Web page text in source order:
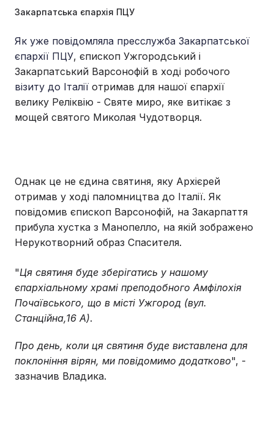
Закарпатська єпархія ПЦУ
Як уже повідомляла пресслужба Закарпатської
єпархії ПЦУ, єпископ Ужгородський і
Закарпатський Варсонофій в ході робочого
візиту до Італії отримав для нашої єпархії
велику Реліквію - Святе миро, яке витікає з
мощей святого Миколая Чудотворця.
Однак це не єдина святиня, яку Архієрей
отримав у ході паломництва до Італії. Як
повідомив єпископ Варсонофій, на Закарпаття
прибула хустка з Манопелло, на якій зображено
Нерукотворний образ Спасителя.
"Ця святиня буде зберігатись у нашому
єпархіальному храмі преподобного Амфілохія
Почаївського, що в місті Ужгород (вул.
Станційна,16 А).
Про день, коли ця святиня буде виставлена для
поклоніння вірян, ми повідомимо додатково", -
зазначив Владика.